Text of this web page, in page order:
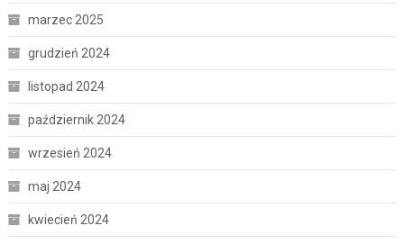
marzec 2025
grudzień 2024
listopad 2024
październik 2024
wrzesień 2024
maj 2024
kwiecień 2024